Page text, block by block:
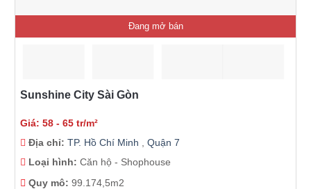
Đang mở bán
Sunshine City Sài Gòn
Giá: 58 - 65 tr/m²
Địa chỉ: TP. Hồ Chí Minh
Quận 7
Loại hình: Căn hộ - Shophouse
Quy mô: 99.174,5m2